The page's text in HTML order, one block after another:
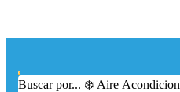
0
Buscar por... ❄️ Aire